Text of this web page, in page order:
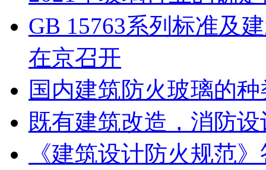
GB 15763系列标准及
在京召开
国内建筑防火玻璃的
既有建筑改造，消防
《建筑设计防火规范